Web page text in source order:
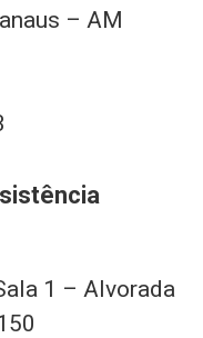
– AM
1 – Alvorada